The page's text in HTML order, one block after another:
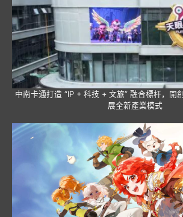
中南卡通打造 “IP + 科技 + 文旅” 融合標杆，開
展全新產業模式